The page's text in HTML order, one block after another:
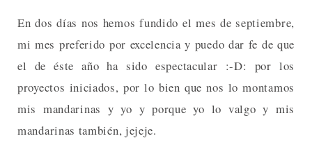
En dos días nos hemos fundido el mes de septiembre,
mi mes preferido por excelencia y puedo dar fe de que
el de éste año ha sido espectacular :-D: por los
proyectos iniciados, por lo bien que nos lo montamos
mis mandarinas y yo y porque yo lo valgo y mis
mandarinas también, jejeje.